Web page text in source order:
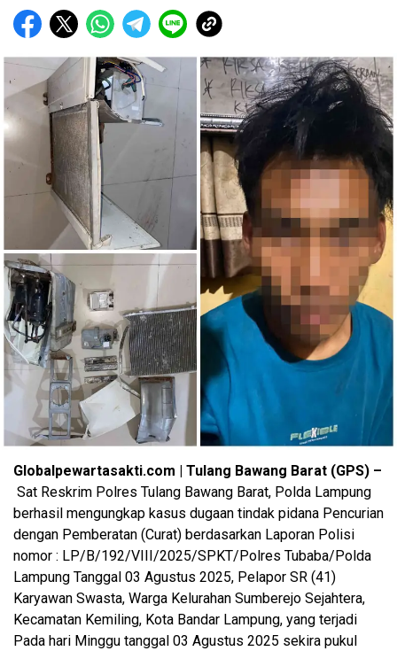
Globalpewartasakti.com | Tulang Bawang Barat (GPS) –
Sat Reskrim Polres Tulang Bawang Barat, Polda Lampung
berhasil mengungkap kasus dugaan tindak pidana Pencurian
dengan Pemberatan (Curat) berdasarkan Laporan Polisi
nomor : LP/B/192/VIII/2025/SPKT/Polres Tubaba/Polda
Lampung Tanggal 03 Agustus 2025, Pelapor SR (41)
Karyawan Swasta, Warga Kelurahan Sumberejo Sejahtera,
Kecamatan Kemiling, Kota Bandar Lampung, yang terjadi
Pada hari Minggu tanggal 03 Agustus 2025 sekira pukul